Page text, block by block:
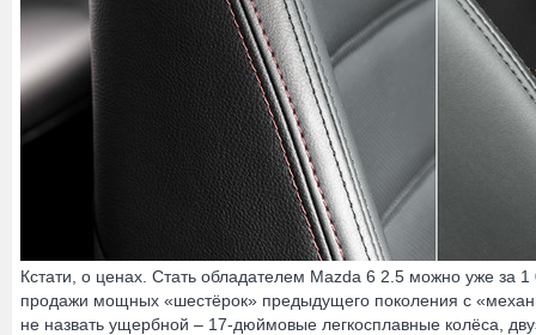
Кстати, о ценах. Стать обладателем Mazda 6 2.5 можно уже за
продажи мощных «шестёрок» предыдущего поколения с
не назвать ущербной – 17-дюймовые легкосплавные колёса,